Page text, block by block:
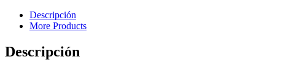
Descripción
More Products
Descripción